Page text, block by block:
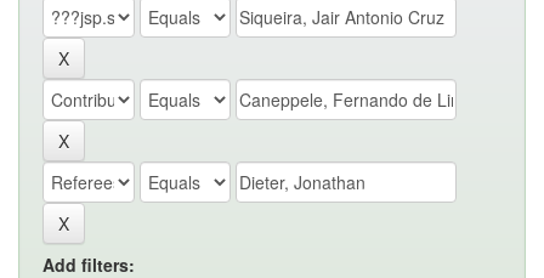
Add filters: